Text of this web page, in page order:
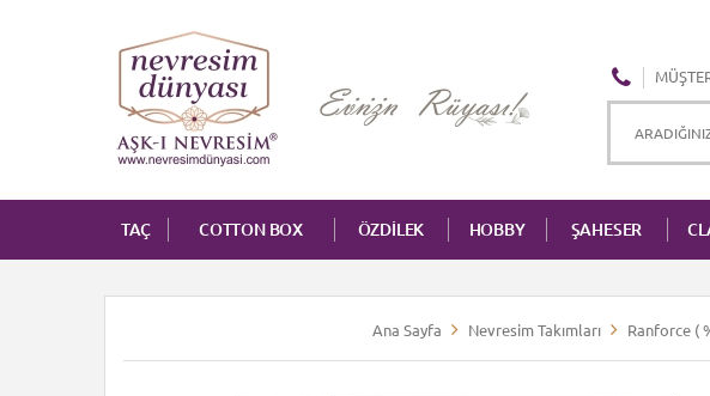
TAÇ COTTON BOX ÖZDİLEK HOBBY ŞAHESER
Ana Sayfa Nevresim Takımları Ranforce (